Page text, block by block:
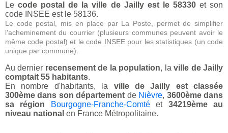
Lecode postal de la ville de Jailly est le 58330et son
code INSEE est le 58136.
Le code postal, mis en place par La Poste, permet de simplifier
l'acheminement du courrier (plusieurs communes peuvent avoir le
même code postal) et le code INSEE pour les statistiques (un code
unique par commune).
Au dernier recensement de la population, laville de Jailly
comptait 55 habitants.
En nombre d'habitants, la ville de Jailly est classée
300ème dans son département de Nièvre, 3600ème dans
sa région
Bourgogne-Franche-Comtéet 34219ème au
niveau national en France Métropolitaine.